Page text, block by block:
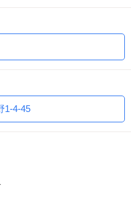
タイムと深夜休憩が廃止と
が新登場！！
ルシャワーヘッド導入！！
致しました。
を６Ｆ，７Ｆに設置致しまし
楽しみ下さい。
等に使っているお米にこだわ
ます。
い。
場！！味は2種類苺のショー
。
するこれからの時期にお役立
画面にてご確認下さい。
一料金でご利用できます。
タイムと深夜休憩が廃止となり
ャワーヘッド導入！！
しました。
６Ｆ，７Ｆに設置致しました。
み下さい。
1-4-45